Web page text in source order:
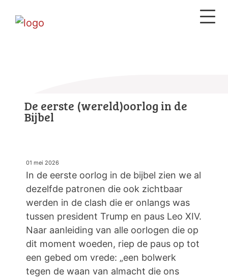
De eerste (wereld)oorlog in de
Bijbel
01 mei 2026
In de eerste oorlog in de bijbel zien we al
dezelfde patronen die ook zichtbaar
werden in de clash die er onlangs was
tussen president Trump en paus Leo XIV.
Naar aanleiding van alle oorlogen die op
dit moment woeden, riep de paus op tot
een gebed om vrede: „een bolwerk
tegen de waan van almacht die ons